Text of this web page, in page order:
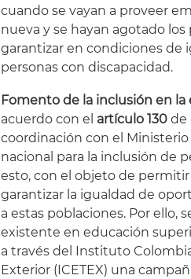
cuando se vayan a proveer
nueva y se hayan agotado
garantizar en condiciones de
personas con discapacidad.
Fomento de la inclusión en
acuerdo con el artículo 130 de
coordinación con el
nacional para la inclusión de
esto, con el objeto de
garantizar la igualdad de
a estas poblaciones. Por ello,
existente en educación
a través del Instituto
Exterior (ICETEX) una